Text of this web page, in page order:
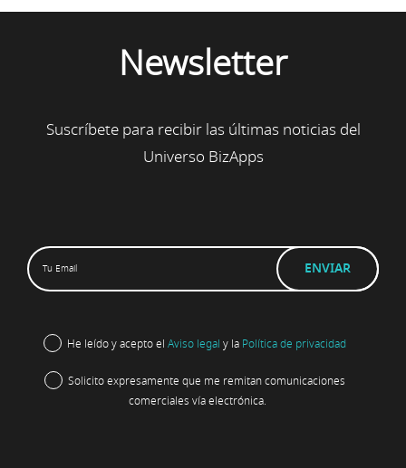
Newsletter
Suscríbete para recibir las últimas noticias del
Universo BizApps
He leído y acepto el Aviso legal y la Política de privacidad
Solicito expresamente que me remitan comunicaciones
comerciales vía electrónica.